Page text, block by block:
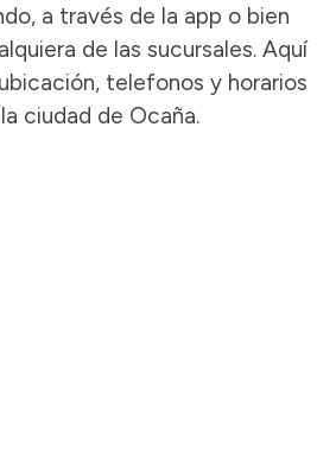
a través de la app o bien
de las sucursales. Aquí
telefonos y horarios
ciudad de Ocaña.